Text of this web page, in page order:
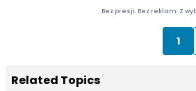
Bez presji. Bez reklam. Z
1
Related Topics